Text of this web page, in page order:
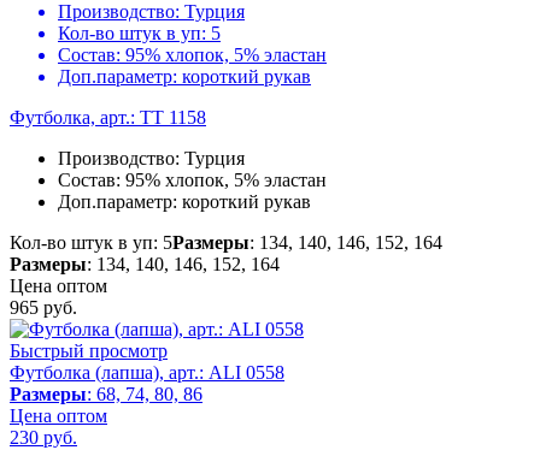
Производство: Турция
Кол-во штук в уп: 5
Состав: 95% хлопок, 5% эластан
Доп.параметр: короткий рукав
Футболка, арт.: TT 1158
Производство: Турция
Состав: 95% хлопок, 5% эластан
Доп.параметр: короткий рукав
Кол-во штук в уп: 5Размеры: 134, 140, 146, 152, 164
Размеры: 134, 140, 146, 152, 164
Цена оптом
965 руб.
Быстрый просмотр
Футболка (лапша), арт.: ALI 0558
Размеры: 68, 74, 80, 86
Цена оптом
230 руб.